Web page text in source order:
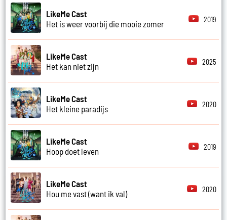
LikeMe Cast
Het is weer voorbij die mooie zomer
2019
LikeMe Cast
Het kan niet zijn
2025
LikeMe Cast
Het kleine paradijs
2020
LikeMe Cast
Hoop doet leven
2019
LikeMe Cast
Hou me vast (want ik val)
2020